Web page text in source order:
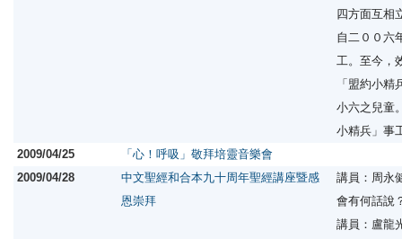
四方面互相
自二００六
工。至今，
「盟約小
小六之兒童
小精兵」事
2009/04/25
「心！呼吸」敬拜培靈音樂會
2009/04/28
中文聖經和合本九十周年聖經講座暨感
恩崇拜
講員：周永
會有何話說
講員：盧龍